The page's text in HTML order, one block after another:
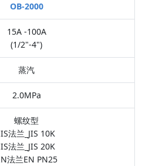
OB-2000
15A -100A
(1/2"-4")
蒸汽
2.0MPa
螺纹型
法兰_JIS 10K
法兰_JIS 20K
法兰EN PN25